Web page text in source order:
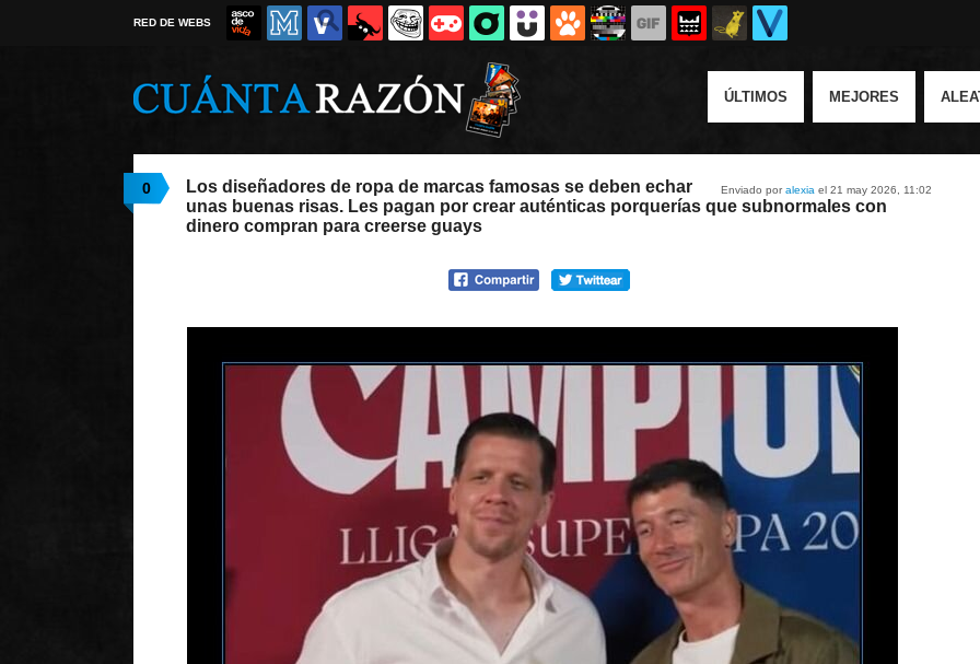
RED DE WEBS
ÚLTIMOS MEJORES
0 Enviado poralexia el 21 may 2026, 11:02
Los diseñadores de ropa de marcas famosas se deben echar
unas buenas risas. Les pagan por crear auténticas porquerías que subnormales con
dinero compran para creerse guays